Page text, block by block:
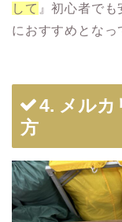
して 』初心者で
におすすめとなっ
4. メルカ
方